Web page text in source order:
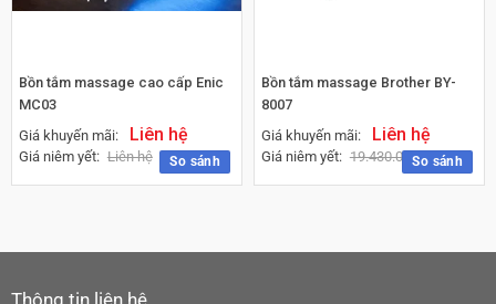
So sánh
Bồn tắm massage cao cấp Enic
MC03
Giá khuyến mãi:
Liên hệ
Giá niêm yết: Liên hệ So sánh
Bồn tắm massage Brother BY-
8007
Giá khuyến mãi:
Liên hệ
Giá niêm yết: 19.430.000₫